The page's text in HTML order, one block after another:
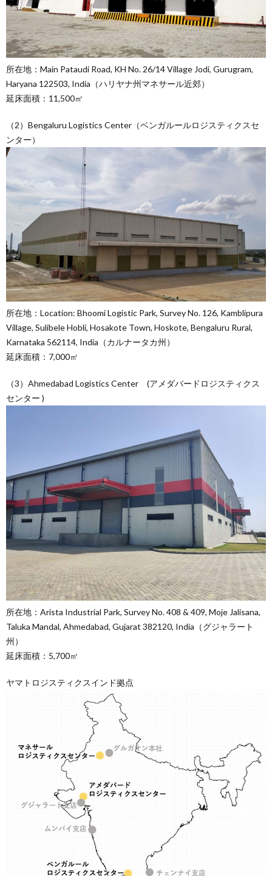
所在地：Main Pataudi Road, KH No. 26/14 Village Jodi, Gurugram,
Haryana 122503, India（ハリヤナ州マネサール近郊）
延床面積：11,500㎡
（2）Bengaluru Logistics Center（ベンガルールロジスティクスセ
ンター）
所在地：Location: Bhoomi Logistic Park, Survey No. 126, Kamblipura
Village, Sulibele Hobli, Hosakote Town, Hoskote, Bengaluru Rural,
Karnataka 562114, India（カルナータカ州）
延床面積：7,000㎡
（3）Ahmedabad Logistics Center (アメダバードロジスティクス
センター )
所在地：Arista Industrial Park, Survey No. 408 & 409, Moje Jalisana,
Taluka Mandal, Ahmedabad, Gujarat 382120, India（グジャラート
州）
延床面積：5,700㎡
ヤマトロジスティクスインド拠点